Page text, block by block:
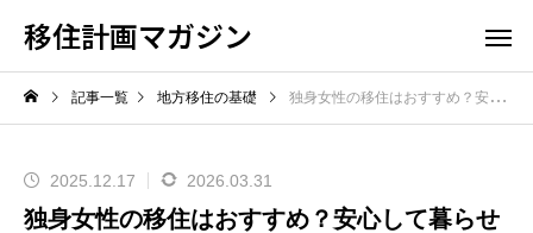
移住計画マガジン
記事一覧 地方移住の基礎 独身女性の移住はおすすめ？安心して暮らせる地域選びと仕事探しのコツ
2025.12.17 2026.03.31
独身女性の移住はおすすめ？安心して暮らせ